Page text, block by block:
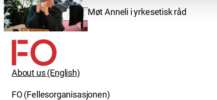
Møt Anneli i yrkesetisk råd
About us (English)
FO (Fellesorganisasjonen)